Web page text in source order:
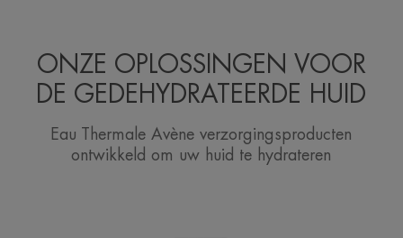
ONZE OPLOSSINGEN VOOR
DE GEDEHYDRATEERDE HUID
Eau Thermale Avène verzorgingsproducten
ontwikkeld om uw huid te hydrateren